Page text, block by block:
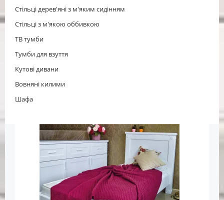
Стільці дерев'яні з м'яким сидінням
Стільці з м'якою оббивкою
ТВ тумби
Тумби для взуття
Кутові дивани
Вовняні килими
Шафа